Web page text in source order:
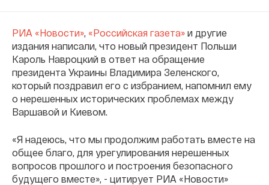
РИА «Новости», «Российская газета» и другие
издания написали, что новый президент Польши
Кароль Навроцкий в ответ на обращение
президента Украины Владимира Зеленского,
который поздравил его с избранием, напомнил ему
о нерешенных исторических проблемах между
Варшавой и Киевом.
«Я надеюсь, что мы продолжим работать вместе на
общее благо, для урегулирования нерешенных
вопросов прошлого и построения безопасного
будущего вместе», - цитирует РИА «Новости»